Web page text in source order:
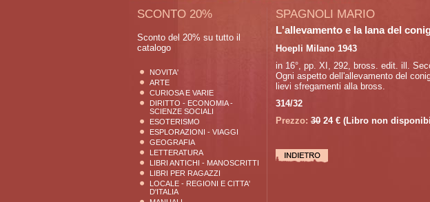
SCONTO 20%
Sconto del 20% su tutto il
catalogo
NOVITA'
ARTE
CURIOSA E VARIE
DIRITTO - ECONOMIA -
SCIENZE SOCIALI
ESOTERISMO
ESPLORAZIONI - VIAGGI
GEOGRAFIA
LETTERATURA
LIBRI ANTICHI - MANOSCRITTI
LIBRI PER RAGAZZI
LOCALE - REGIONI E CITTA'
D'ITALIA
SPAGNOLI MARIO
L'allevamento e la lana del
Hoepli Milano 1943
in 16°, pp. XI, 292, bross. edit. ill.
Ogni aspetto dell'allevamento del
lievi sfregamenti alla bross.
314/32
Prezzo: 30 24 € (Libro non